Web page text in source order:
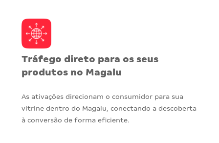
Tráfego direto para os seus
produtos no Magalu
As ativações direcionam o consumidor para sua
vitrine dentro do Magalu, conectando a descoberta
à conversão de forma eficiente.